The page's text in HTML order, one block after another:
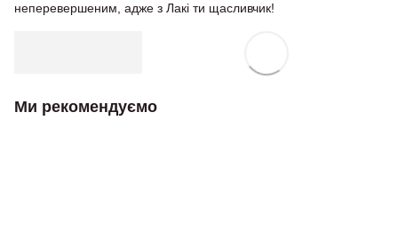
неперевершеним, адже з Лакі ти щасливчик!
Ми рекомендуємо